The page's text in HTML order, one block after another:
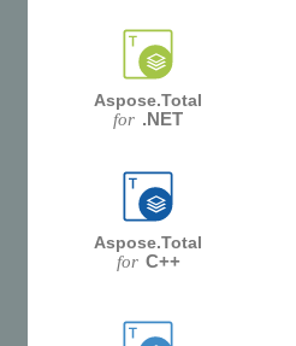
Aspose.Total
for .NET
Aspose.Total
for C++